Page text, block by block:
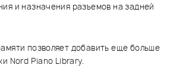
и назначения разъемов на задней
позволяет добавить еще больше
Nord Piano Library.